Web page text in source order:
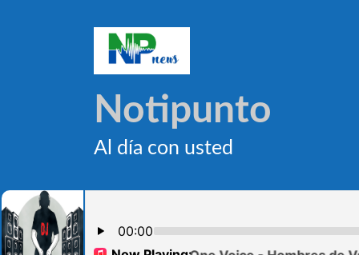
Notipunto
Al día con usted